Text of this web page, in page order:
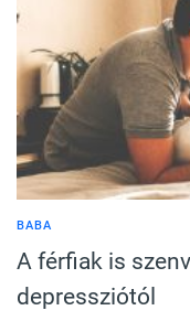
BABA
A férfiak is
depressziótól